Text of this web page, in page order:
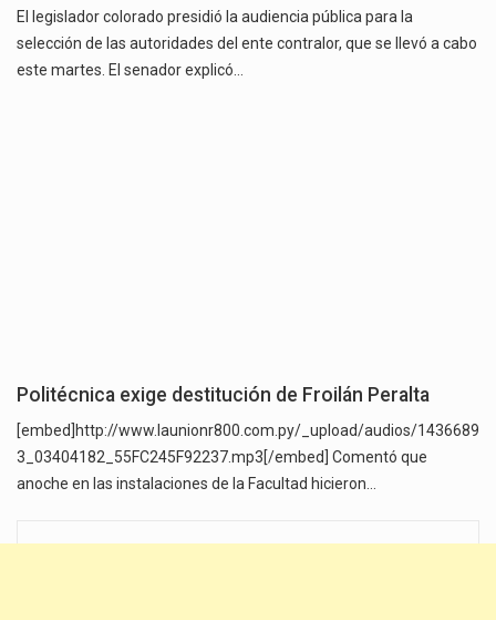
El legislador colorado presidió la audiencia pública para la
selección de las autoridades del ente contralor, que se llevó a cabo
este martes. El senador explicó…
Politécnica exige destitución de Froilán Peralta
[embed]http://www.launionr800.com.py/_upload/audios/1436689
3_03404182_55FC245F92237.mp3[/embed] Comentó que
anoche en las instalaciones de la Facultad hicieron…